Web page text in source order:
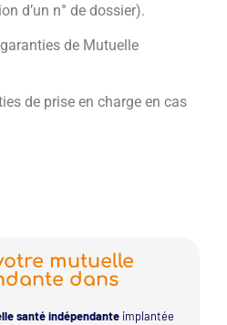
d’un n° de dossier).
de Mutuelle
de prise en charge en cas
mutuelle
dans
santé indépendante implantée